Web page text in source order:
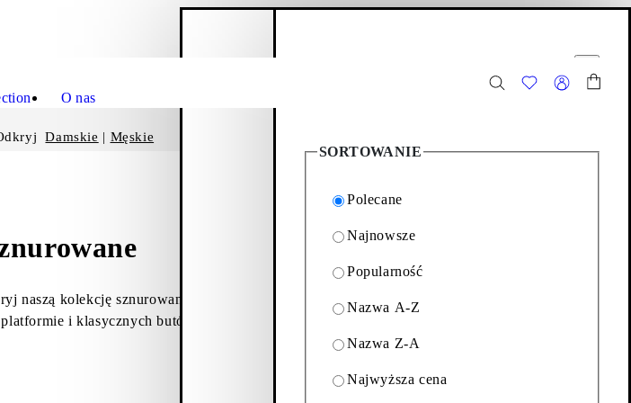
O nas
Damskie | Męskie
naszą kolekcję sznurowanych butów dla kobiet, składającą
i klasycznych butów typu Derby.
SORTOWANIE
Polecane
Najnowsze
Popularność
Nazwa A-Z
Nazwa Z-A
Najwyższa cena
Produktów